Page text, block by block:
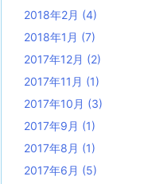
2018年2月 (4)
2018年1月 (7)
2017年12月 (2)
2017年11月 (1)
2017年10月 (3)
2017年9月 (1)
2017年8月 (1)
2017年6月 (5)